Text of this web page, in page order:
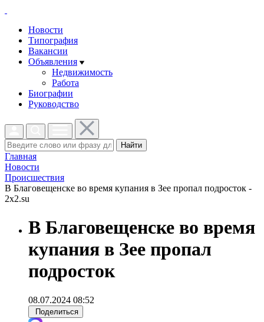
Новости
Типография
Вакансии
Объявления
Недвижимость
Работа
Биографии
Руководство
Найти
Главная
Новости
Проиcшествия
В Благовещенске во время купания в Зее пропал подросток -
2x2.su
В Благовещенске во время
купания в Зее пропал
подросток
08.07.2024 08:52
Поделиться